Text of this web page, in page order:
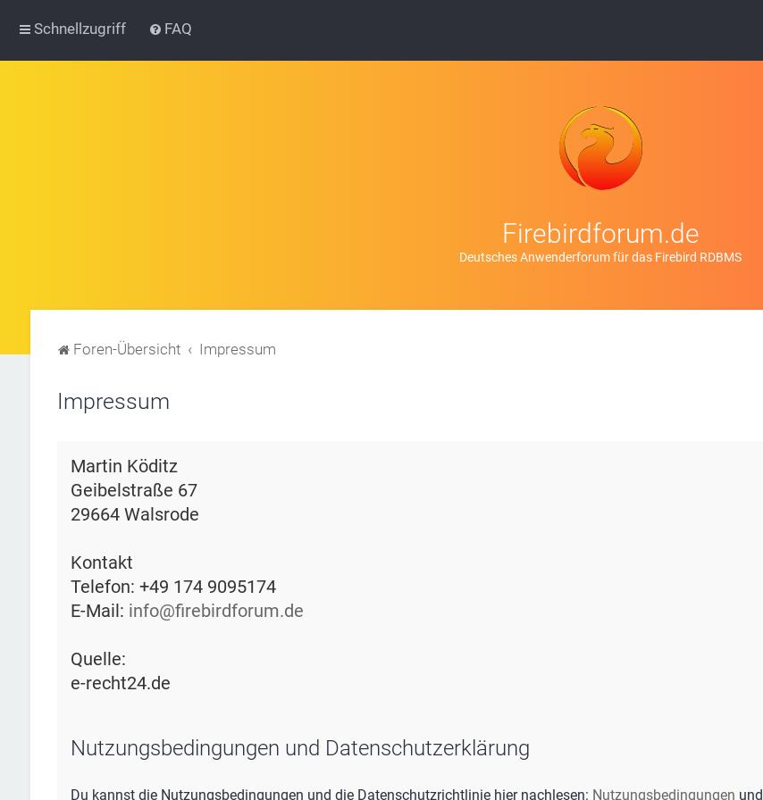
Schnellzugriff FAQ
Firebirdforum.de
Deutsches Anwenderforum für das Firebird RDBMS
Foren-Übersicht Impressum
Impressum
Martin Köditz
Geibelstraße 67
29664 Walsrode
Kontakt
Telefon: +49 174 9095174
E-Mail: info@firebirdforum.de
Quelle:
e-recht24.de
Nutzungsbedingungen und Datenschutzerklärung
Du kannst die Nutzungsbedingungen und die Datenschutzrichtlinie hier nachlesen: Nutzungsbedingungen und